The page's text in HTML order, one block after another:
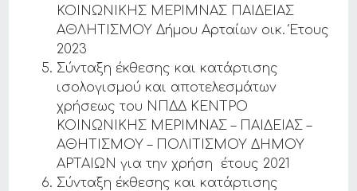
ΚΟΙΝΩΝΙΚΗΣ ΜΕΡΙΜΝΑΣ ΠΑΙΔΕΙΑΣ
ΑΘΛΗΤΙΣΜΟΥ Δήμου Αρταίων οικ. Έτους
2023
Σύνταξη έκθεσης και κατάρτισης
ισολογισμού και αποτελεσμάτων
χρήσεως του ΝΠΔΔ ΚΕΝΤΡΟ
ΚΟΙΝΩΝΙΚΗΣ ΜΕΡΙΜΝΑΣ – ΠΑΙΔΕΙΑΣ –
ΑΘΗΤΙΣΜΟΥ – ΠΟΛΙΤΙΣΜΟΥ ΔΗΜΟΥ
ΑΡΤΑΙΩΝ για την χρήση έτους 2021
Σύνταξη έκθεσης και κατάρτισης